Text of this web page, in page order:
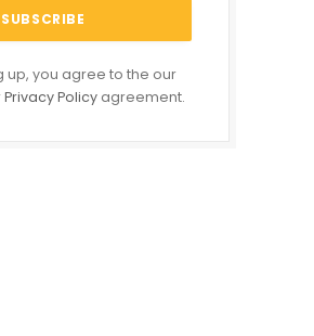
up, you agree to the our
Privacy Policy agreement.